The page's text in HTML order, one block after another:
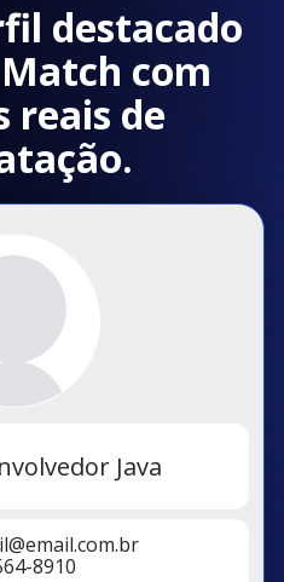
destacado
com
reais de
Java
8910